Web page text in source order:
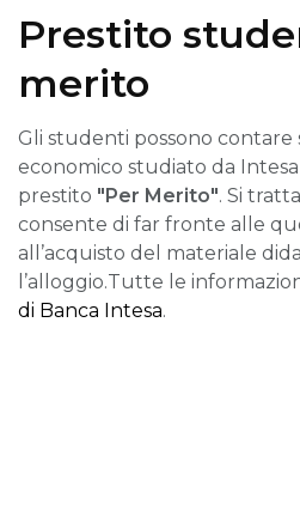
Prestito
merito
Gli studenti possono contare
economico studiato da Intesa
prestito "Per Merito". Si
consente di far fronte alle
all’acquisto del materiale
l’alloggio.Tutte le
di Banca Intesa.